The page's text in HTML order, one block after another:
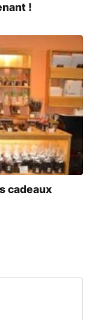
!
cadeaux